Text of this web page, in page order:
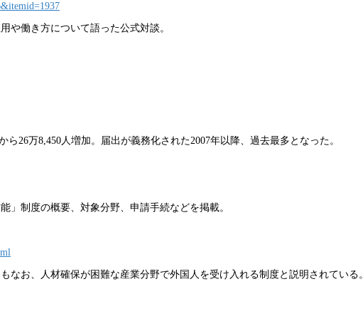
や働き方について語った公式対談。
26万8,450人増加。届出が義務化された2007年以降、過去最多となった。
」制度の概要、対象分野、申請手続などを掲載。
なお、人材確保が困難な産業分野で外国人を受け入れる制度と説明されている